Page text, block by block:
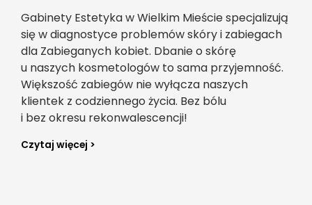
Gabinety Estetyka w Wielkim Mieście specjalizują
się w diagnostyce problemów skóry i zabiegach
dla Zabieganych kobiet. Dbanie o skórę
u naszych kosmetologów to sama przyjemność.
Większość zabiegów nie wyłącza naszych
klientek z codziennego życia. Bez bólu
i bez okresu rekonwalescencji!
Czytaj więcej >